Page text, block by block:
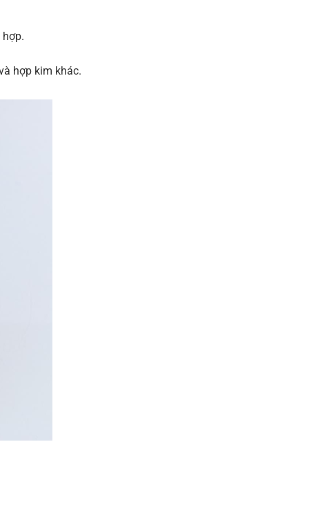
hợp kim khác.